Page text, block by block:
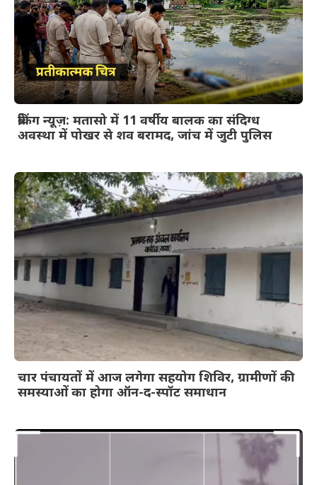
ब्रेकिंग न्यूज़: मतासो में 11 वर्षीय बालक का संदिग्ध
अवस्था में पोखर से शव बरामद, जांच में जुटी पुलिस
चार पंचायतों में आज लगेगा सहयोग शिविर, ग्रामीणों की
समस्याओं का होगा ऑन-द-स्पॉट समाधान